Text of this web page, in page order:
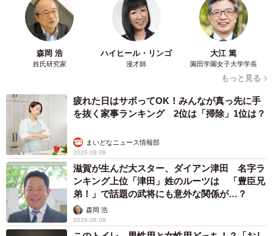
4/20
角煮の友情（ウクさん提供）
ー豚の角煮友達とハム友達の見分け方などあれば教えてく
森岡 浩
姓氏研究家
ハイヒール・リンゴ
漫才師
大江 篤
園田学園女子大学学長
もっと見る
疲れた日はサボってOK！みんなが真っ先に手
を抜く家事ランキング 2位は「掃除」1位は？
まいどなニュース情報部
2026.08.09
滋賀が生んだ大スター、ダイアン津田 名字ラ
ンキング上位「津田」姓のルーツは 「豊臣兄
弟！」で話題の武将にも意外な関係が…？
森岡 浩
2026.08.09